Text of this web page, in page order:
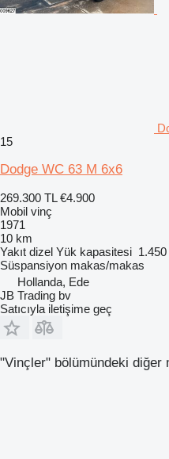
15
Dodge WC 63 M 6x6
269.300 TL €4.900
Mobil vinç
1971
10 km
Yakıt dizel Yük kapasitesi
Süspansiyon makas/makas
Hollanda, Ede
JB Trading bv
Satıcıyla iletişime geç
"Vinçler" bölümündeki diğer